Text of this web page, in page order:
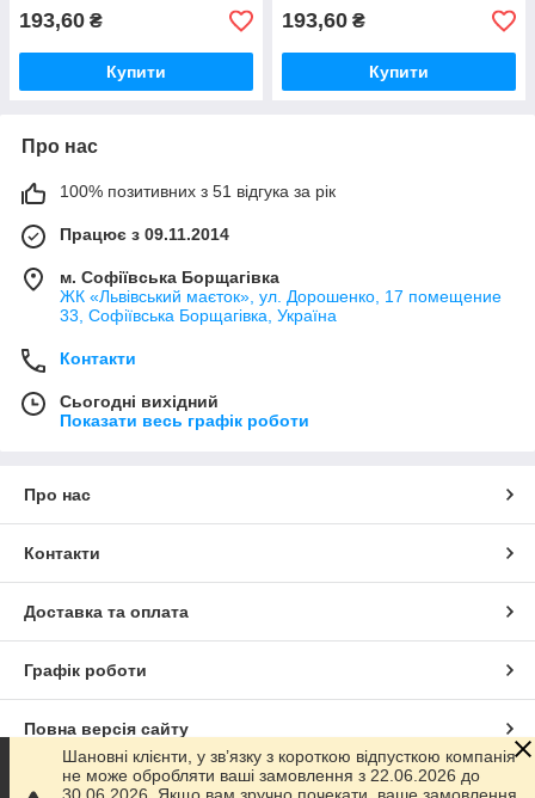
193,60 ₴
Купити
193,60 ₴
Купити
Про нас
100% позитивних з 51 відгука за рік
Працює з 09.11.2014
м. Софіївська Борщагівка
ЖК «Львівський маєток», ул. Дорошенко, 17 помещение
33, Софіївська Борщагівка, Україна
Контакти
Сьогодні вихідний
Показати весь графік роботи
Про нас
Контакти
Доставка та оплата
Графік роботи
Повна версія сайту
Сайт створено на маркетплейсіProm.ua
Шановні клієнти, у зв’язку з короткою відпусткою компанія
не може обробляти ваші замовлення з 22.06.2026 до